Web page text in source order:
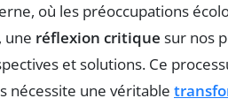
où les préoccupations
une réflexion critique sur nos
et solutions. Ce
nécessite une véritable